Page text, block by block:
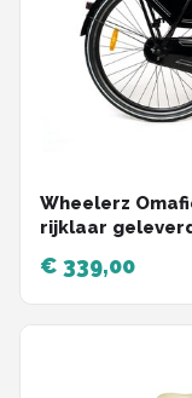
Wheelerz
rijklaar
€ 339,00